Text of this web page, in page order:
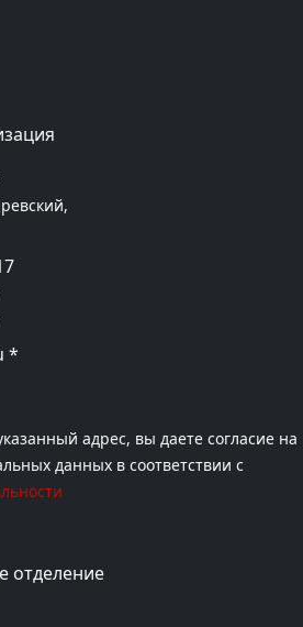
*
адрес, вы даете согласие на
данных в соответствии с
отделение